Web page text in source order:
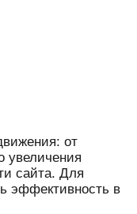
от
увеличения
сайта. Для
эффективность в